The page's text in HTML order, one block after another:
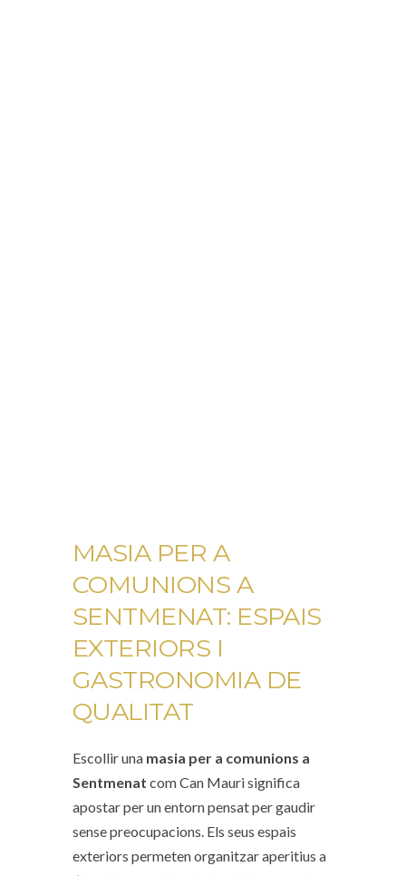
MASIA PER A
COMUNIONS A
SENTMENAT: ESPAIS
EXTERIORS I
GASTRONOMIA DE
QUALITAT
Escollir una masia per a comunions a
Sentmenat com Can Mauri significa
apostar per un entorn pensat per gaudir
sense preocupacions. Els seus espais
exteriors permeten organitzar aperitius a